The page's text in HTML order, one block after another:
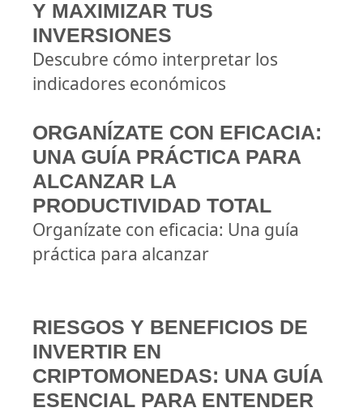
Y MAXIMIZAR TUS
INVERSIONES
Descubre cómo interpretar los
indicadores económicos
ORGANÍZATE CON EFICACIA:
UNA GUÍA PRÁCTICA PARA
ALCANZAR LA
PRODUCTIVIDAD TOTAL
Organízate con eficacia: Una guía
práctica para alcanzar
RIESGOS Y BENEFICIOS DE
INVERTIR EN
CRIPTOMONEDAS: UNA GUÍA
ESENCIAL PARA ENTENDER